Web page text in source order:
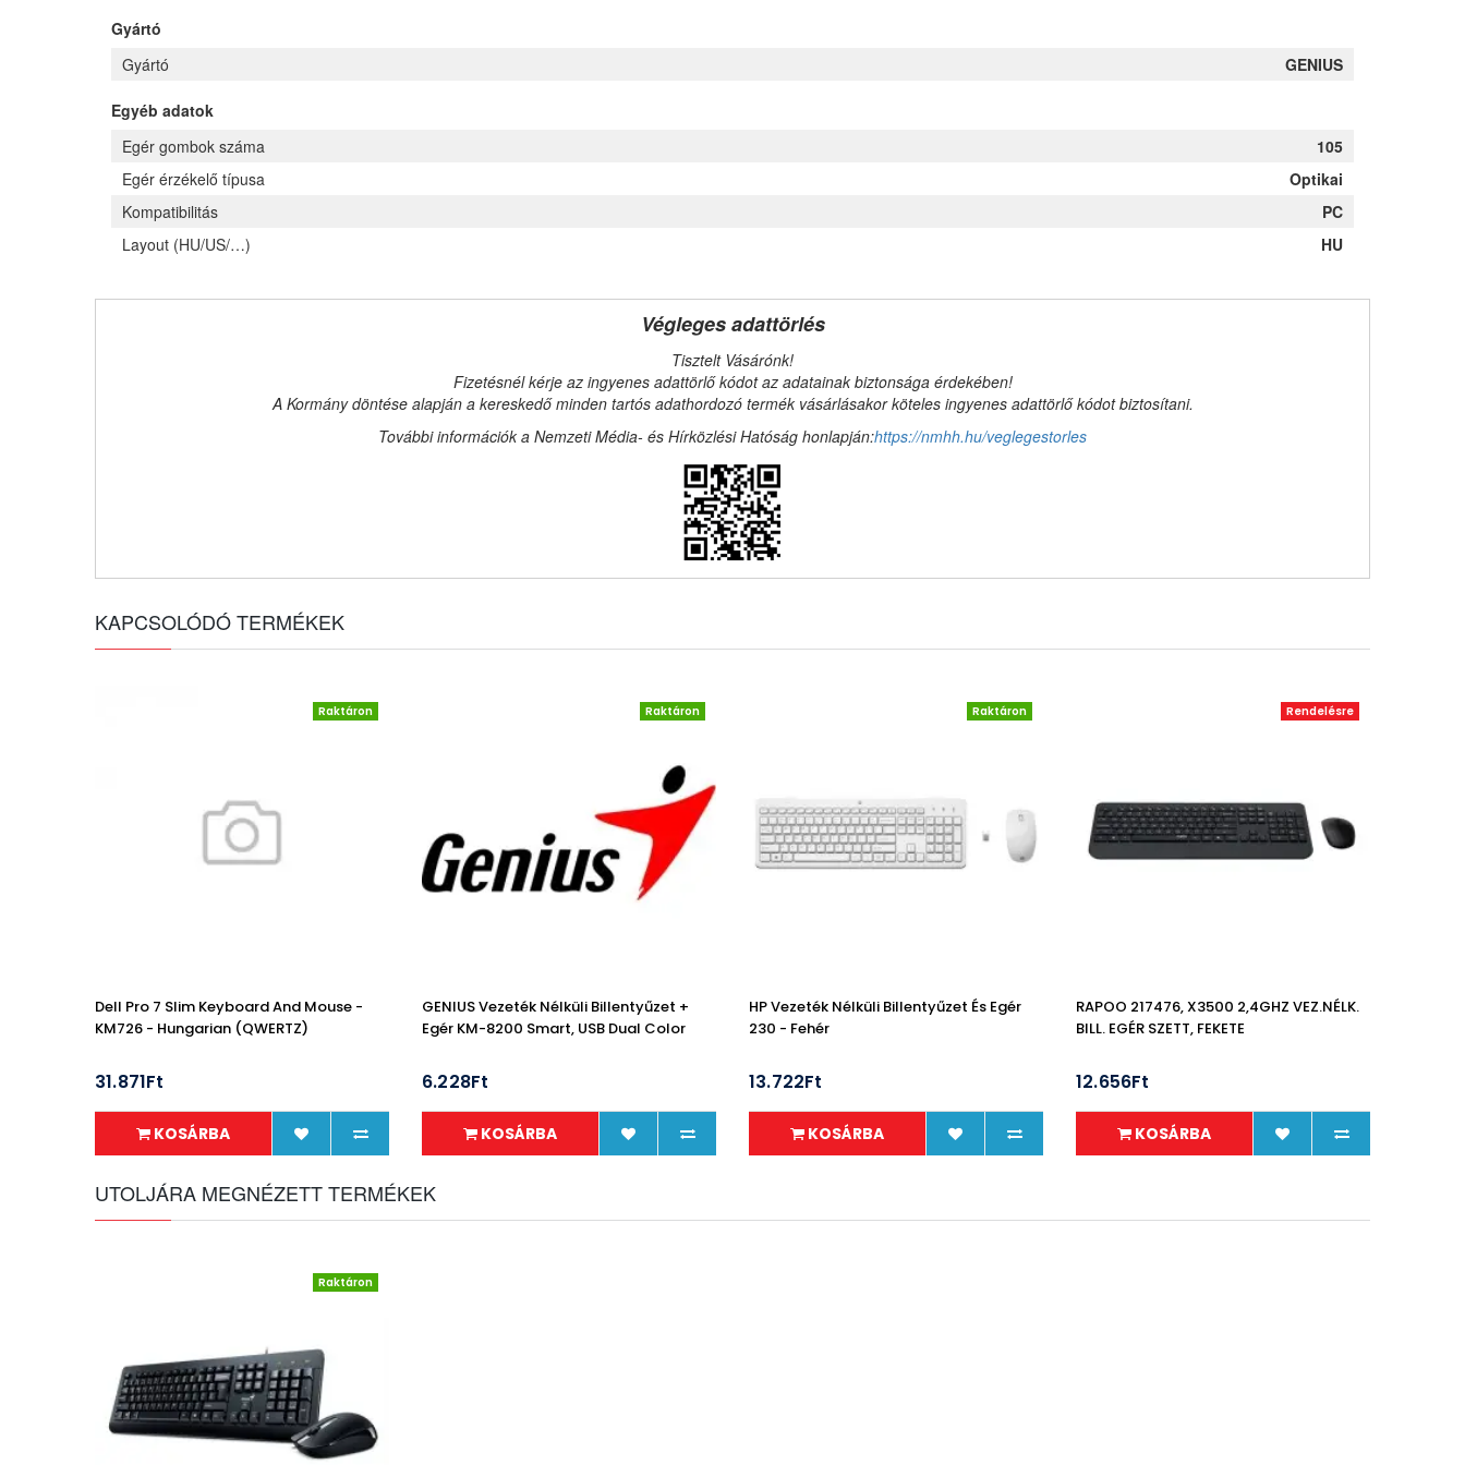
Gyártó
Gyártó
GENIUS
Egyéb adatok
Egér gombok száma
105
Egér érzékelő típusa
Optikai
Kompatibilitás
PC
Layout (HU/US/…)
HU
Végleges adattörlés
Tisztelt Vásárónk!
Fizetésnél kérje az ingyenes adattörlő kódot az adatainak biztonsága érdekében!
A Kormány döntése alapján a kereskedő minden tartós adathordozó termék vásárlásakor köteles ingyenes adattörlő kódot biztosítani.
További információk a Nemzeti Média- és Hírközlési Hatóság honlapján:https://nmhh.hu/veglegestorles
KAPCSOLÓDÓ TERMÉKEK
Raktáron
Dell Pro 7 Slim Keyboard And Mouse -
KM726 - Hungarian (QWERTZ)
31.871Ft
KOSÁRBA
Raktáron
GENIUS Vezeték Nélküli Billentyűzet +
Egér KM-8200 Smart, USB Dual Color
6.228Ft
KOSÁRBA
Raktáron
HP Vezeték Nélküli Billentyűzet És Egér
230 - Fehér
13.722Ft
KOSÁRBA
Rendelésre
RAPOO 217476, X3500 2,4GHZ VEZ.NÉLK.
BILL. EGÉR SZETT, FEKETE
12.656Ft
KOSÁRBA
UTOLJÁRA MEGNÉZETT TERMÉKEK
Raktáron